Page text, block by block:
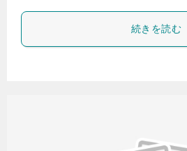
続きを読む